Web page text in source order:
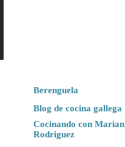
Berenguela
Blog de cocina gallega
Cocinando con Marian
Rodriguez